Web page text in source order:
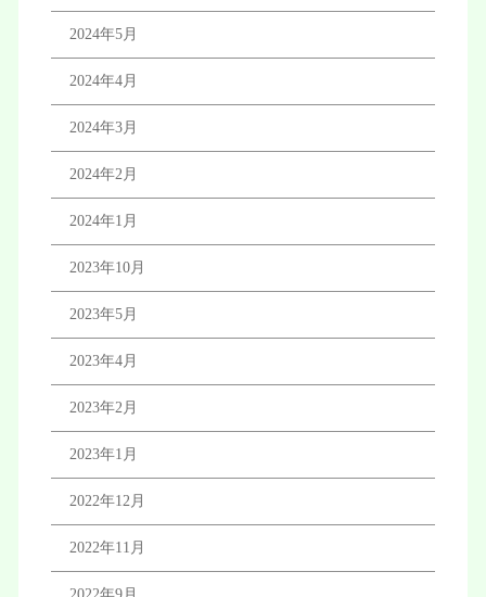
2024年5月
2024年4月
2024年3月
2024年2月
2024年1月
2023年10月
2023年5月
2023年4月
2023年2月
2023年1月
2022年12月
2022年11月